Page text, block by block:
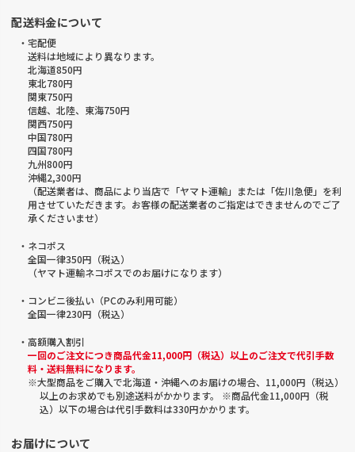
配送料金について
・宅配便
送料は地域により異なります。
北海道850円
東北780円
関東750円
信越、北陸、東海750円
関西750円
中国780円
四国780円
九州800円
沖縄2,300円
（配送業者は、商品により当店で「ヤマト運輸」または「佐川急便」を利
用させていただきます。お客様の配送業者のご指定はできませんのでご了
承くださいませ）
・ネコポス
全国一律350円（税込）
（ヤマト運輸ネコポスでのお届けになります）
・コンビニ後払い（PCのみ利用可能）
全国一律230円（税込）
・高額購入割引
一回のご注文につき商品代金11,000円（税込）以上のご注文で代引手数
料・送料無料になります。
※大型商品をご購入で北海道・沖縄へのお届けの場合、11,000円（税込）
以上のお求めでも別途送料がかかります。 ※商品代金11,000円（税
込）以下の場合は代引手数料は330円かかります。
お届けについて